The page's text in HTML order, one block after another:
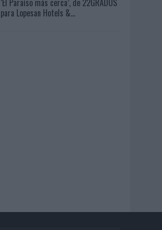
para Lopesan Hotels &...